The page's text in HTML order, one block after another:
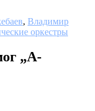
, Владимир
оркестры
„А-